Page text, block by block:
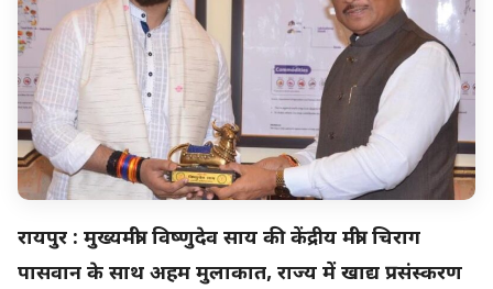
रायपुर : मुख्यमंत्री विष्णुदेव साय की केंद्रीय मंत्री चिराग
पासवान के साथ अहम मुलाकात, राज्य में खाद्य प्रसंस्करण